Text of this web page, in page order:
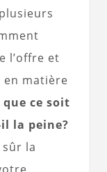
l’offre et
en matière
ce soit
la peine?
la